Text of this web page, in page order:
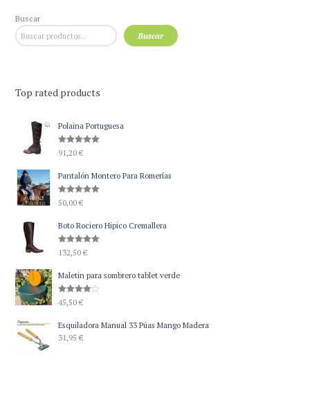
Buscar
Buscar
Top rated products
Polaina Portuguesa
Valorado
con5.00
91,20€
Pantalón Montero Para Romerías
Valorado
con5.00
50,00€
Boto Rociero Hipico Cremallera
Valorado
con5.00
132,50€
Maletin para sombrero tablet verde
Valorado
con4.00
45,50€
Esquiladora Manual 33 Púas Mango Madera
31,95€